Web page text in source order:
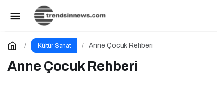
Kültür Sanat Anne Çocuk Rehberi
Anne Çocuk Rehberi
Bu Cuma Sinemalarda Yeni Heyecan: Vizyona
Girecek Filmler Belli Oldu
Yorum Yap